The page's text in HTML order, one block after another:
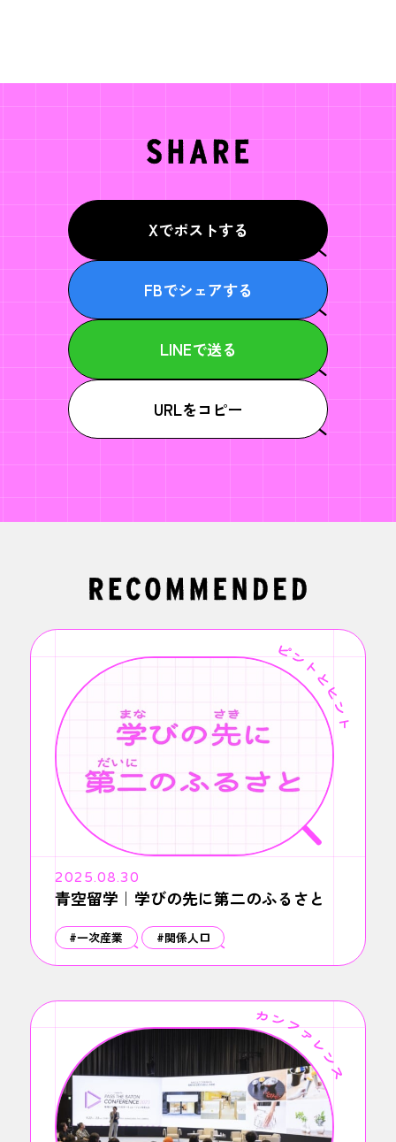
Xでポストする
FBでシェアする
LINEで送る
URLをコピー
2025.08.30
青空留学｜学びの先に第二のふるさと
#一次産業 #関係人口